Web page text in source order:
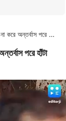
Irani Student: কড়া আইনকে তোয়াক্কা না করে অন্তর্বাস পরে হাঁটা ইরানি তরুণী 'নিখোঁজ'! মুক্তির দাবি বিশ্বজুড়ে
পরে হাঁটা